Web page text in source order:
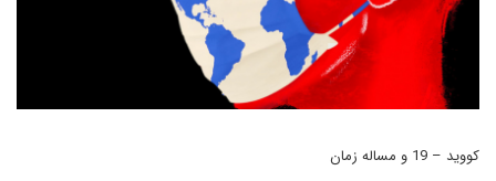
کووید – 19 و مساله زمان